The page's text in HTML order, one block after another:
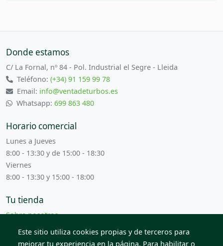
Donde estamos
C/ La Fornal, nº 84 - Pol. Industrial el Segre - Lleida
Teléfono:(+34) 91 159 99 78
Email: info@ventadeturbos.es
Whatsapp: 699 863 480
Horario comercial
Lunes a Jueves
8:00 - 13:30 y de 15:00 - 18:30
Viernes
8:00 - 13:30 y 15:00 - 18:00
Tu tienda
Sobre nosotros
Términos y condiciones
Contacta con nosotros
Este sitio utiliza cookies propias y de terceros para
mejorar tu experiencia en la página. Para habilitar o